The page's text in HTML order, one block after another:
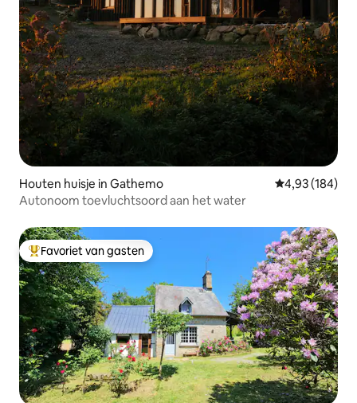
Houten huisje in Gathemo Gemiddelde
4,93 (184)
Autonoom toevluchtsoord aan het water
Topfavoriet van gasten
Favoriet van gasten